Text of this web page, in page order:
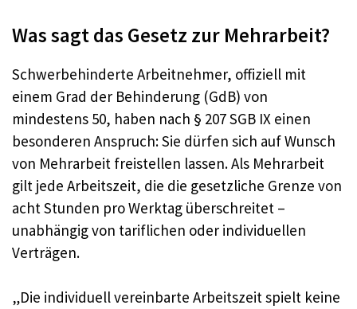
Was sagt das Gesetz zur Mehrarbeit?
Schwerbehinderte Arbeitnehmer, offiziell mit
einem Grad der Behinderung (GdB) von
mindestens 50, haben nach § 207 SGB IX einen
besonderen Anspruch: Sie dürfen sich auf Wunsch
von Mehrarbeit freistellen lassen. Als Mehrarbeit
gilt jede Arbeitszeit, die die gesetzliche Grenze von
acht Stunden pro Werktag überschreitet –
unabhängig von tariflichen oder individuellen
Verträgen.​
„Die individuell vereinbarte Arbeitszeit spielt keine